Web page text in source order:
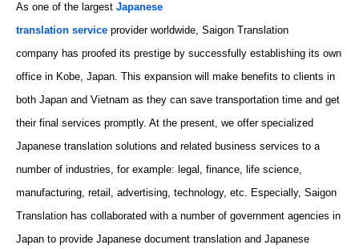
As one of the largest Japanese
translation service providerworldwide, Saigon Translation
company has proofed its prestige by successfully establishing its own
office in Kobe, Japan. This expansion will make benefits to clients in
both Japan and Vietnam as they can save transportation time and get
their final services promptly. At the present, we offer specialized
Japanese translation solutions and related business services to a
number of industries, for example: legal, finance, life science,
manufacturing, retail, advertising, technology, etc. Especially, Saigon
Translation has collaborated with a number of government agencies in
Japan to provide Japanese document translation and Japanese